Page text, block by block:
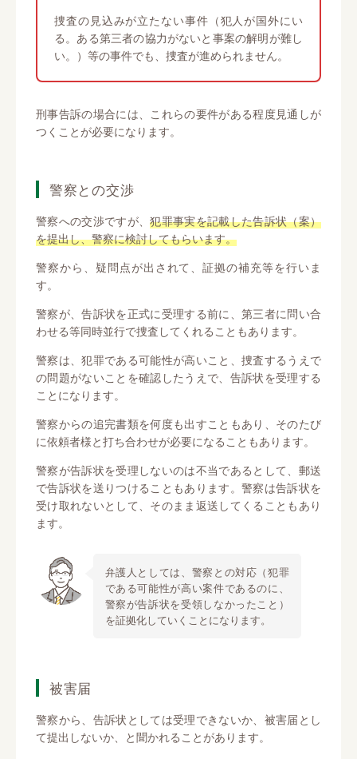
捜査の見込みが立たない事件（犯人が国外にい
る。ある第三者の協力がないと事案の解明が難し
い。）等の事件でも、捜査が進められません。
刑事告訴の場合には、これらの要件がある程度見通しが
つくことが必要になります。
警察との交渉
警察への交渉ですが、犯罪事実を記載した告訴状（案）
を提出し、警察に検討してもらいます。
警察から、疑問点が出されて、証拠の補充等を行いま
す。
警察が、告訴状を正式に受理する前に、第三者に問い合
わせる等同時並行で捜査してくれることもあります。
警察は、犯罪である可能性が高いこと、捜査するうえで
の問題がないことを確認したうえで、告訴状を受理する
ことになります。
警察からの追完書類を何度も出すこともあり、そのたび
に依頼者様と打ち合わせが必要になることもあります。
警察が告訴状を受理しないのは不当であるとして、郵送
で告訴状を送りつけることもあります。警察は告訴状を
受け取れないとして、そのまま返送してくることもあり
ます。
弁護人としては、警察との対応（犯罪
である可能性が高い案件であるのに、
警察が告訴状を受領しなかったこと）
を証拠化していくことになります。
被害届
警察から、告訴状としては受理できないか、被害届とし
て提出しないか、と聞かれることがあります。